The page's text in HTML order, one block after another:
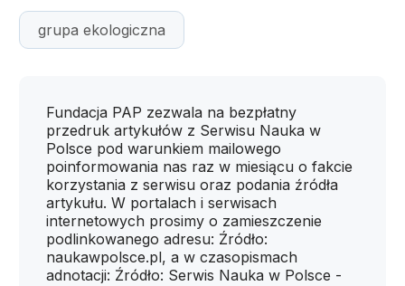
grupa ekologiczna
Fundacja PAP zezwala na bezpłatny
przedruk artykułów z Serwisu Nauka w
Polsce pod warunkiem mailowego
poinformowania nas raz w miesiącu o fakcie
korzystania z serwisu oraz podania źródła
artykułu. W portalach i serwisach
internetowych prosimy o zamieszczenie
podlinkowanego adresu: Źródło:
naukawpolsce.pl, a w czasopismach
adnotacji: Źródło: Serwis Nauka w Polsce -